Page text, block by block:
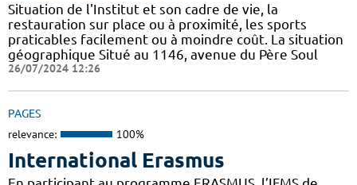
Situation de l'Institut et son cadre de vie, la
restauration sur place ou à proximité, les sports
praticables facilement ou à moindre coût. La situation
géographique Situé au 1146, avenue du Père Soul
26/07/2024 12:26
PAGES
relevance: 100%
International Erasmus